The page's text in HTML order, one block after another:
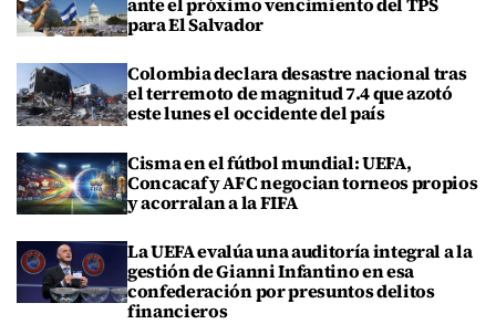
para El Salvador
Colombia declara desastre nacional tras
el terremoto de magnitud 7.4 que azotó
este lunes el occidente del país
Cisma en el fútbol mundial: UEFA,
Concacaf y AFC negocian torneos propios
y acorralan a la FIFA
La UEFA evalúa una auditoría integral a la
gestión de Gianni Infantino en esa
confederación por presuntos delitos
financieros